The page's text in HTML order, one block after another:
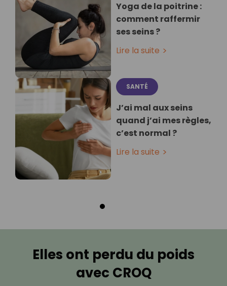
Yoga de la poitrine :
comment raffermir
ses seins ?
Lire la suite
SANTÉ
J’ai mal aux seins
quand j’ai mes règles,
c’est normal ?
Lire la suite
Elles ont perdu du poids
avec CROQ